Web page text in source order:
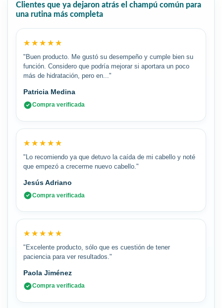
Clientes que ya dejaron atrás el champú común para
una rutina más completa
★★★★★
★★★★★
"Buen producto. Me gustó su desempeño y cumple bien su
función. Considero que podría mejorar si aportara un poco
más de hidratación, pero en..."
Patricia Medina
Compra verificada
★★★★★
★★★★★
"Lo recomiendo ya que detuvo la caída de mi cabello y noté
que empezó a crecerme nuevo cabello."
Jesús Adriano
Compra verificada
★★★★★
★★★★★
"Excelente producto, sólo que es cuestión de tener
paciencia para ver resultados."
Paola Jiménez
Compra verificada